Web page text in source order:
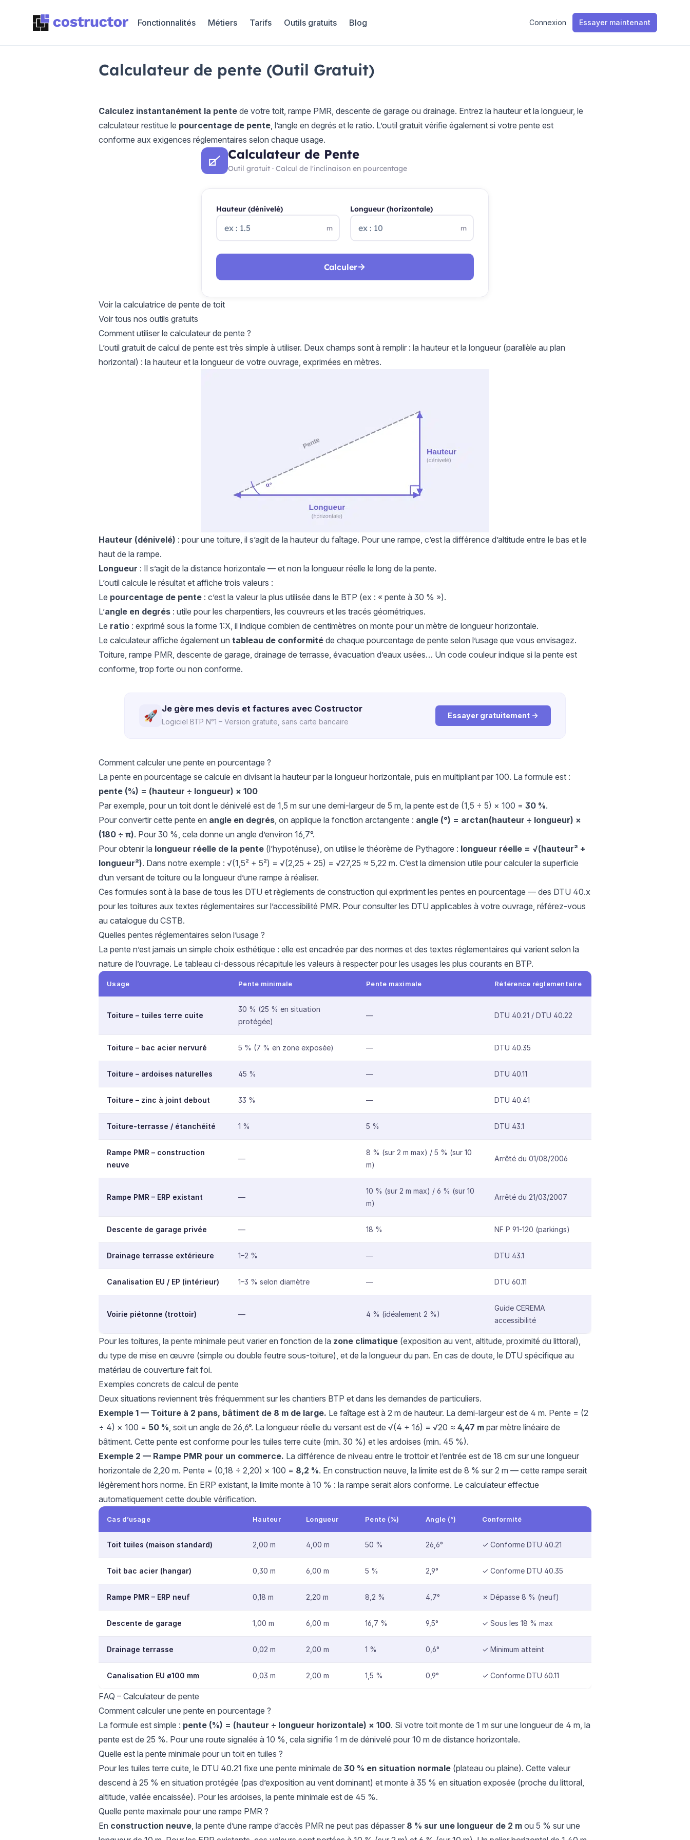
Fonctionnalités Métiers Tarifs Outils gratuits Blog Connexion Essayer maintenant
Calculateur de pente (Outil Gratuit)
Calculez instantanément la pente de votre toit, rampe PMR, descente de garage ou drainage. Entrez la hauteur et la longueur, le
calculateur restitue le pourcentage de pente, l’angle en degrés et le ratio. L’outil gratuit vérifie également si votre pente est
conforme aux exigences réglementaires selon chaque usage.
Calculateur de Pente
Outil gratuit · Calcul de l'inclinaison en pourcentage
Hauteur (dénivelé)
m
Longueur (horizontale)
m
Calculer
Voir la calculatrice de pente de toit
Voir tous nos outils gratuits
Comment utiliser le calculateur de pente ?
L’outil gratuit de calcul de pente est très simple à utiliser. Deux champs sont à remplir : la hauteur et la longueur (parallèle au plan
horizontal) : la hauteur et la longueur de votre ouvrage, exprimées en mètres.
Hauteur (dénivelé) : pour une toiture, il s’agit de la hauteur du faîtage. Pour une rampe, c’est la différence d’altitude entre le bas et le
haut de la rampe.
Longueur : Il s’agit de la distance horizontale — et non la longueur réelle le long de la pente.
L’outil calcule le résultat et affiche trois valeurs :
Le pourcentage de pente : c’est la valeur la plus utilisée dans le BTP (ex : « pente à 30 % »).
L’angle en degrés : utile pour les charpentiers, les couvreurs et les tracés géométriques.
Le ratio : exprimé sous la forme 1:X, il indique combien de centimètres on monte pour un mètre de longueur horizontale.
Le calculateur affiche également un tableau de conformité de chaque pourcentage de pente selon l’usage que vous envisagez.
Toiture, rampe PMR, descente de garage, drainage de terrasse, évacuation d’eaux usées… Un code couleur indique si la pente est
conforme, trop forte ou non conforme.
🚀
Je gère mes devis et factures avec Costructor
Logiciel BTP N°1 – Version gratuite, sans carte bancaire
Essayer gratuitement →
Comment calculer une pente en pourcentage ?
La pente en pourcentage se calcule en divisant la hauteur par la longueur horizontale, puis en multipliant par 100. La formule est :
pente (%) = (hauteur ÷ longueur) × 100
Par exemple, pour un toit dont le dénivelé est de 1,5 m sur une demi-largeur de 5 m, la pente est de (1,5 ÷ 5) × 100 = 30 %.
Pour convertir cette pente en angle en degrés, on applique la fonction arctangente : angle (°) = arctan(hauteur ÷ longueur) ×
(180 ÷ π). Pour 30 %, cela donne un angle d’environ 16,7°.
Pour obtenir la longueur réelle de la pente (l’hypoténuse), on utilise le théorème de Pythagore : longueur réelle = √(hauteur² +
longueur²). Dans notre exemple : √(1,5² + 5²) = √(2,25 + 25) = √27,25 ≈ 5,22 m. C’est la dimension utile pour calculer la superficie
d’un versant de toiture ou la longueur d’une rampe à réaliser.
Ces formules sont à la base de tous les DTU et règlements de construction qui expriment les pentes en pourcentage — des DTU 40.x
pour les toitures aux textes réglementaires sur l’accessibilité PMR. Pour consulter les DTU applicables à votre ouvrage, référez-vous
au catalogue du CSTB.
Quelles pentes réglementaires selon l’usage ?
La pente n’est jamais un simple choix esthétique : elle est encadrée par des normes et des textes réglementaires qui varient selon la
nature de l’ouvrage. Le tableau ci-dessous récapitule les valeurs à respecter pour les usages les plus courants en BTP.
Usage Pente minimale Pente maximale Référence réglementaire
Toiture – tuiles terre cuite
30 % (25 % en situation
protégée)
— DTU 40.21 / DTU 40.22
Toiture – bac acier nervuré 5 % (7 % en zone exposée) — DTU 40.35
Toiture – ardoises naturelles 45 % — DTU 40.11
Toiture – zinc à joint debout 33 % — DTU 40.41
Toiture-terrasse / étanchéité 1 % 5 % DTU 43.1
Rampe PMR – construction
neuve
—
8 % (sur 2 m max) / 5 % (sur 10
m)
Arrêté du 01/08/2006
Rampe PMR – ERP existant —
10 % (sur 2 m max) / 6 % (sur 10
m)
Arrêté du 21/03/2007
Descente de garage privée — 18 % NF P 91-120 (parkings)
Drainage terrasse extérieure 1–2 % — DTU 43.1
Canalisation EU / EP (intérieur) 1–3 % selon diamètre — DTU 60.11
Voirie piétonne (trottoir) — 4 % (idéalement 2 %)
Guide CEREMA
accessibilité
Pour les toitures, la pente minimale peut varier en fonction de la zone climatique (exposition au vent, altitude, proximité du littoral),
du type de mise en œuvre (simple ou double feutre sous-toiture), et de la longueur du pan. En cas de doute, le DTU spécifique au
matériau de couverture fait foi.
Exemples concrets de calcul de pente
Deux situations reviennent très fréquemment sur les chantiers BTP et dans les demandes de particuliers.
Exemple 1 — Toiture à 2 pans, bâtiment de 8 m de large. Le faîtage est à 2 m de hauteur. La demi-largeur est de 4 m. Pente = (2
÷ 4) × 100 = 50 %, soit un angle de 26,6°. La longueur réelle du versant est de √(4 + 16) = √20 ≈ 4,47 m par mètre linéaire de
bâtiment. Cette pente est conforme pour les tuiles terre cuite (min. 30 %) et les ardoises (min. 45 %).
Exemple 2 — Rampe PMR pour un commerce. La différence de niveau entre le trottoir et l’entrée est de 18 cm sur une longueur
horizontale de 2,20 m. Pente = (0,18 ÷ 2,20) × 100 = 8,2 %. En construction neuve, la limite est de 8 % sur 2 m — cette rampe serait
légèrement hors norme. En ERP existant, la limite monte à 10 % : la rampe serait alors conforme. Le calculateur effectue
automatiquement cette double vérification.
Cas d’usage Hauteur Longueur Pente (%) Angle (°) Conformité
Toit tuiles (maison standard) 2,00 m 4,00 m 50 % 26,6° ✓ Conforme DTU 40.21
Toit bac acier (hangar) 0,30 m 6,00 m 5 % 2,9° ✓ Conforme DTU 40.35
Rampe PMR – ERP neuf 0,18 m 2,20 m 8,2 % 4,7° ✗ Dépasse 8 % (neuf)
Descente de garage 1,00 m 6,00 m 16,7 % 9,5° ✓ Sous les 18 % max
Drainage terrasse 0,02 m 2,00 m 1 % 0,6° ✓ Minimum atteint
Canalisation EU ø100 mm 0,03 m 2,00 m 1,5 % 0,9° ✓ Conforme DTU 60.11
FAQ – Calculateur de pente
Comment calculer une pente en pourcentage ?
La formule est simple : pente (%) = (hauteur ÷ longueur horizontale) × 100. Si votre toit monte de 1 m sur une longueur de 4 m, la
pente est de 25 %. Pour une route signalée à 10 %, cela signifie 1 m de dénivelé pour 10 m de distance horizontale.
Quelle est la pente minimale pour un toit en tuiles ?
Pour les tuiles terre cuite, le DTU 40.21 fixe une pente minimale de 30 % en situation normale (plateau ou plaine). Cette valeur
descend à 25 % en situation protégée (pas d’exposition au vent dominant) et monte à 35 % en situation exposée (proche du littoral,
altitude, vallée encaissée). Pour les ardoises, la pente minimale est de 45 %.
Quelle pente maximale pour une rampe PMR ?
En construction neuve, la pente d’une rampe d’accès PMR ne peut pas dépasser 8 % sur une longueur de 2 m ou 5 % sur une